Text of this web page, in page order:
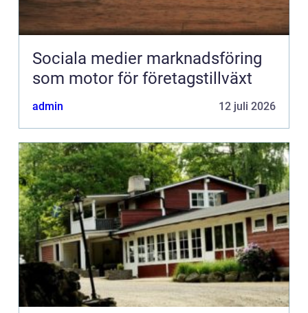
Sociala medier marknadsföring
som motor för företagstillväxt
admin 12 juli 2026